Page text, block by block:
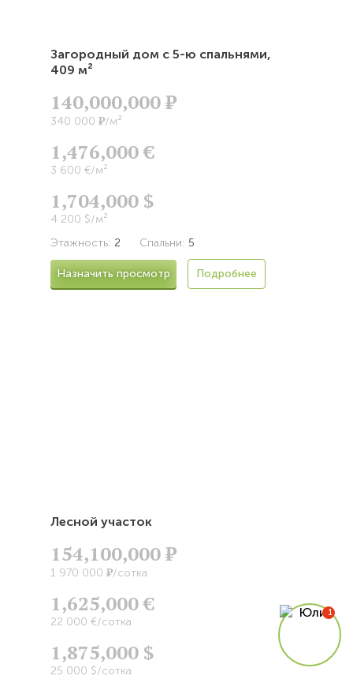
Загородный дом с 5-ю спальнями,
409 м²
140,000,000Р
340 000 Р/м²
1,476,000 €
3 600 €/м²
1,704,000 $
4 200 $/м²
Этажность: 2 Спальни: 5
Назначить просмотр Подробнее
Лесной участок
154,100,000Р
1 970 000 Р/сотка
1,625,000 €
22 000 €/сотка
1,875,000 $
25 000 $/сотка